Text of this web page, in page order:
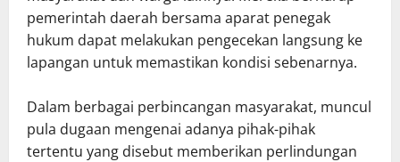
pemerintah daerah bersama aparat penegak
hukum dapat melakukan pengecekan langsung ke
lapangan untuk memastikan kondisi sebenarnya.
Dalam berbagai perbincangan masyarakat, muncul
pula dugaan mengenai adanya pihak-pihak
tertentu yang disebut memberikan perlindungan